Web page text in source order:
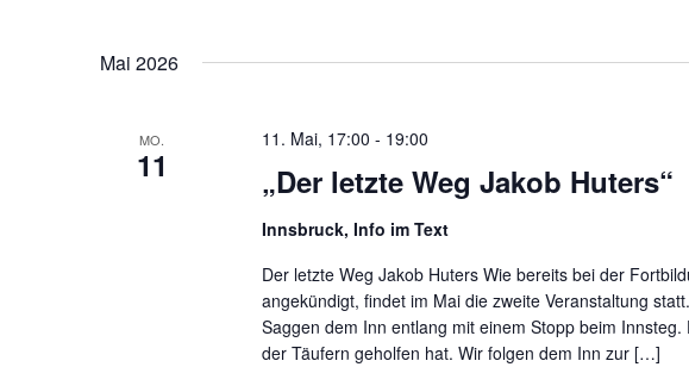
Mai 2026
MO.
11 „Der letzte Weg Jakob Huters“
11. Mai, 17:00 - 19:00
Innsbruck, Info im Text
Der letzte Weg Jakob Huters Wie bereits bei der
angekündigt, findet im Mai die zweite Veranstaltung
Saggen dem Inn entlang mit einem Stopp beim
der Täufern geholfen hat. Wir folgen dem Inn zur […]